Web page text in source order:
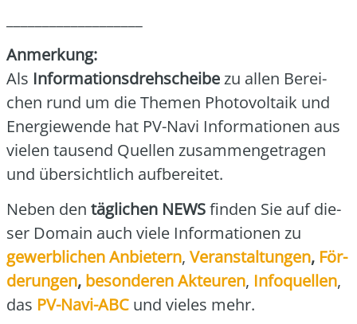
Anmer­kung:
Als Infor­ma­ti­ons­dreh­schei­bezu allen Berei­
chen rund um die The­men Pho­to­vol­ta­ik und
Ener­gie­wen­de hat PV-Navi Infor­ma­tio­nen aus
vie­len tau­send Quel­len zusam­men­ge­tra­gen
und über­sicht­lich auf­be­rei­tet.
Neben den täg­li­chen NEWSfin­den Sie auf die­
ser Domain auch vie­le Infor­ma­tio­nen zu
gewerb­li­chen Anbie­tern, Ver­an­stal­tun­gen, För­
de­run­gen, beson­de­ren Akteu­ren, Info­quel­len,
das PV-Navi-ABC und vie­les mehr.